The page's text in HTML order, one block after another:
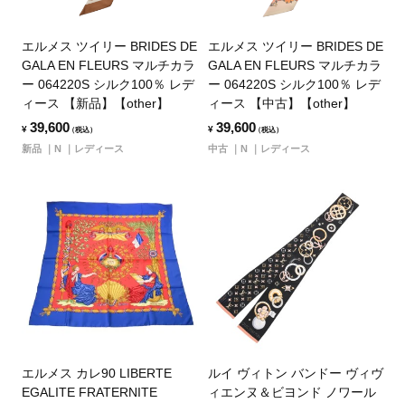
エルメス ツイリー BRIDES DE
GALA EN FLEURS マルチカラ
ー 064220S シルク100％ レデ
ィース 【新品】【other】
¥ 39,600（税込）
新品 N レディース
エルメス ツイリー BRIDES DE
GALA EN FLEURS マルチカラ
ー 064220S シルク100％ レデ
ィース 【中古】【other】
¥ 39,600（税込）
中古 N レディース
エルメス カレ90 LIBERTE
EGALITE FRATERNITE
ルイ ヴィトン バンドー ヴィヴ
ィエンヌ＆ビヨンド ノワール